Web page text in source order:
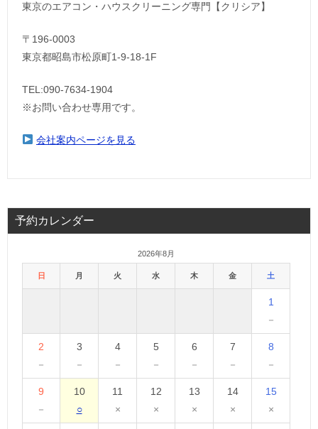
東京のエアコン・ハウスクリーニング専門【クリシア】
〒196-0003
東京都昭島市松原町1-9‐18‐1F
TEL:090-7634-1904
※お問い合わせ専用です。
会社案内ページを見る
予約カレンダー
2026年8月
日 月 火 水 木 金 土
1
－
2
－
3
－
4
－
5
－
6
－
7
－
8
－
9
－
10
○
11
×
12
×
13
×
14
×
15
×